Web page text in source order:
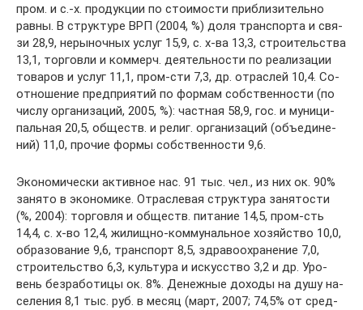
пром. и с.-х. про­дук­ции по стои­мо­сти при­близи­тель­но
рав­ны. В струк­ту­ре ВРП (2004, %) до­ля транс­пор­та и свя­
зи 28,9, не­ры­ноч­ных ус­луг 15,9, с. х-ва 13,3, строи­тель­ст­ва
13,1, тор­гов­ли и ком­мерч. дея­тель­но­сти по реа­ли­за­ции
то­ва­ров и ус­луг 11,1, пром-сти 7,3, др. от­рас­лей 10,4. Со­
от­но­ше­ние пред­при­ятий по фор­мам соб­ст­вен­но­сти (по
чис­лу ор­га­ни­за­ций, 2005, %): ча­ст­ная 58,9, гос. и му­ни­ци­
паль­ная 20,5, об­ществ. и ре­лиг. ор­га­ни­за­ций (объ­е­ди­не­
ний) 11,0, про­чие фор­мы соб­ст­вен­но­сти 9,6.
Эко­но­ми­че­ски ак­тив­ное нас. 91 тыс. чел., из них ок. 90%
за­ня­то в эко­но­ми­ке. От­рас­ле­вая струк­ту­ра за­ня­то­сти
(%, 2004): тор­гов­ля и об­ществ. пи­та­ние 14,5, пром-сть
14,4, с. х-во 12,4, жи­лищ­но-­ком­му­наль­ное хо­зяй­ст­во 10,0,
об­ра­зо­ва­ние 9,6, транс­порт 8,5, здра­во­охра­не­ние 7,0,
строи­тель­ст­во 6,3, куль­ту­ра и ис­кус­ст­во 3,2 и др. Уро­
вень без­ра­бо­ти­цы ок. 8%. Де­неж­ные до­хо­ды на ду­шу на­
се­ле­ния 8,1 тыс. руб. в ме­сяц (март, 2007; 74,5% от сред­